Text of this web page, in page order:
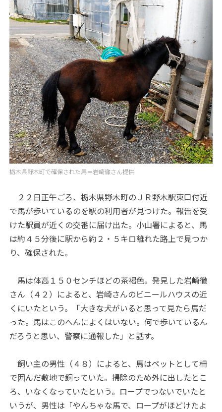
栃木県野木町で確保された馬＝岩崎徹さん提供
２２日正午ごろ、栃木県野木町のＪＲ野木駅東口付近
で馬が歩いているのを駅の利用者が見つけた。報告を受
けた駅員が近くの交番に届け出た。小山署によると、馬
は約４５分後に駅から約２・５キロ離れた路上で見つか
り、確保された。
馬は体高１５０センチほどの茶褐色。発見した岩崎徹
さん（４２）によると、岩崎さんのビニールハウスの近
くにいたという。「大きな犬がいると思って見たら馬だ
った。馬はこのへんによくはいない。何で歩いているん
だろうと思い、警察に通報した」と話す。
飼い主の男性（４８）によると、馬はペットとして柵
で囲んだ敷地で飼っていた。掃除のため外に出したとこ
ろ、いなくなっていたという。ロープでつないでいたと
いうが、男性は「やんちゃな馬で、ロープがほどけたよ